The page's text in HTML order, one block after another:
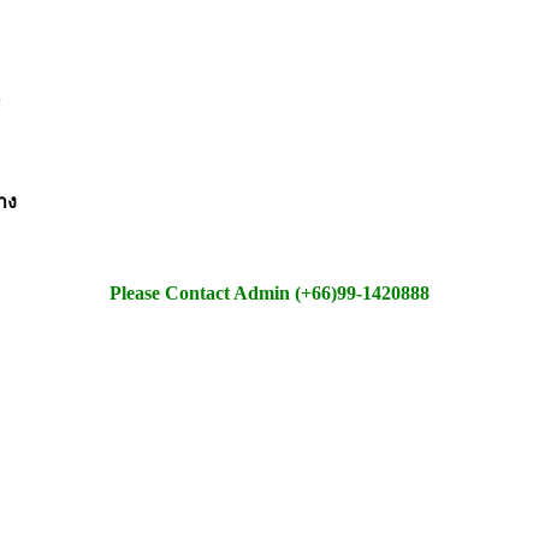
ง
Please Contact Admin (+66)99-1420888